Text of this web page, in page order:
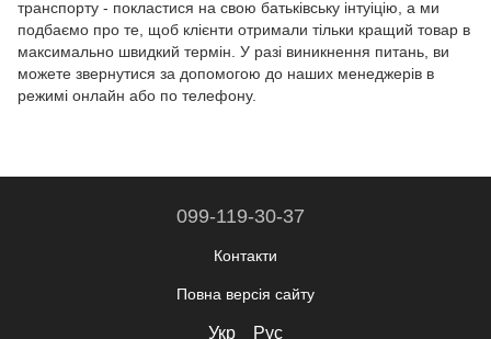
транспорту - покластися на свою батьківську інтуіцію, а ми
подбаємо про те, щоб клієнти отримали тільки кращий товар в
максимально швидкий термін. У разі виникнення питань, ви
можете звернутися за допомогою до наших менеджерів в
режимі онлайн або по телефону.
099-119-30-37
Контакти
Повна версія сайту
Укр Рус